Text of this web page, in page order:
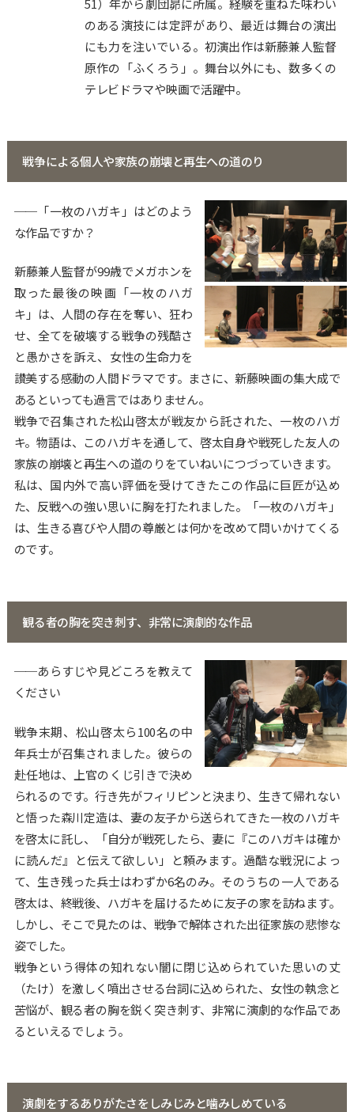
のある演技には定評があり、最近は舞台の演出
にも力を注いでいる。初演出作は新藤兼人監督
原作の「ふくろう」。舞台以外にも、数多くの
テレビドラマや映画で活躍中。
戦争による個人や家族の崩壊と再生への道のり
──「一枚のハガキ」はどのよう
な作品ですか？
新藤兼人監督が99歳でメガホンを
取った最後の映画「一枚のハガ
キ」は、人間の存在を奪い、狂わ
せ、全てを破壊する戦争の残酷さ
と愚かさを訴え、女性の生命力を
讃美する感動の人間ドラマです。まさに、新藤映画の集大成で
あるといっても過言ではありません。
戦争で召集された松山啓太が戦友から託された、一枚のハガ
キ。物語は、このハガキを通して、啓太自身や戦死した友人の
家族の崩壊と再生への道のりをていねいにつづっていきます。
私は、国内外で高い評価を受けてきたこの作品に巨匠が込め
た、反戦への強い思いに胸を打たれました。「一枚のハガキ」
は、生きる喜びや人間の尊厳とは何かを改めて問いかけてくる
のです。
観る者の胸を突き刺す、非常に演劇的な作品
──あらすじや見どころを教えて
ください
戦争末期、松山啓太ら100名の中
年兵士が召集されました。彼らの
赴任地は、上官のくじ引きで決め
られるのです。行き先がフィリピンと決まり、生きて帰れない
と悟った森川定造は、妻の友子から送られてきた一枚のハガキ
を啓太に託し、「自分が戦死したら、妻に『このハガキは確か
に読んだ』と伝えて欲しい」と頼みます。過酷な戦況によっ
て、生き残った兵士はわずか6名のみ。そのうちの一人である
啓太は、終戦後、ハガキを届けるために友子の家を訪ねます。
しかし、そこで見たのは、戦争で解体された出征家族の悲惨な
姿でした。
戦争という得体の知れない闇に閉じ込められていた思いの丈
（たけ）を激しく噴出させる台詞に込められた、女性の執念と
苦悩が、観る者の胸を鋭く突き刺す、非常に演劇的な作品であ
るといえるでしょう。
演劇をするありがたさをしみじみと噛みしめている